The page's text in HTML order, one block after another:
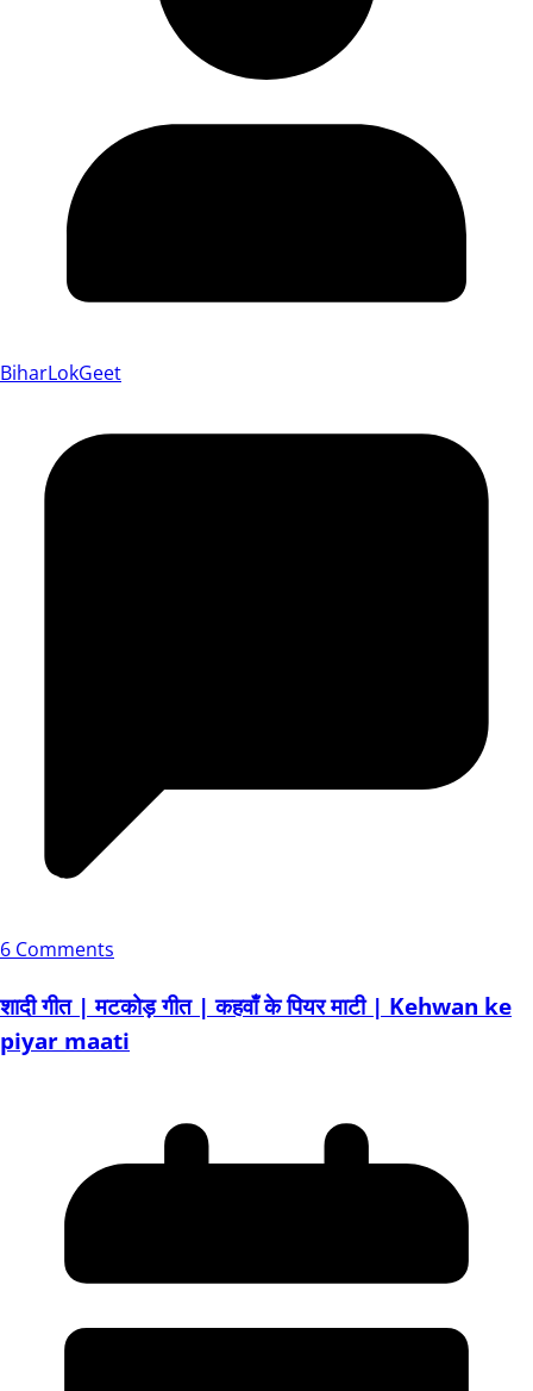
BiharLokGeet
6 Comments
शादी गीत | मटकोड़ गीत | कहवाँ के पियर माटी | Kehwan ke
piyar maati